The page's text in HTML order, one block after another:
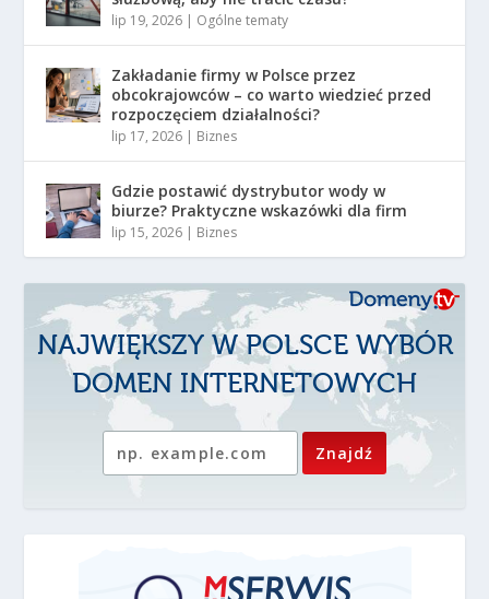
lip 19, 2026 | Ogólne tematy
Zakładanie firmy w Polsce przez
obcokrajowców – co warto wiedzieć przed
rozpoczęciem działalności?
lip 17, 2026 | Biznes
Gdzie postawić dystrybutor wody w
biurze? Praktyczne wskazówki dla firm
lip 15, 2026 | Biznes
NAJWIĘKSZY W POLSCE WYBÓR
DOMEN INTERNETOWYCH